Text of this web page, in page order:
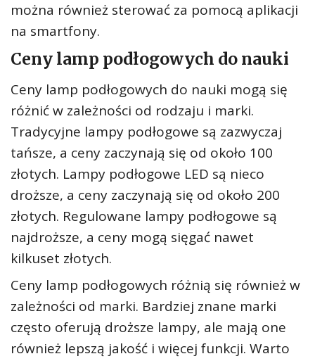
można również sterować za pomocą aplikacji
na smartfony.
Ceny lamp podłogowych do nauki
Ceny lamp podłogowych do nauki mogą się
różnić w zależności od rodzaju i marki.
Tradycyjne lampy podłogowe są zazwyczaj
tańsze, a ceny zaczynają się od około 100
złotych. Lampy podłogowe LED są nieco
droższe, a ceny zaczynają się od około 200
złotych. Regulowane lampy podłogowe są
najdroższe, a ceny mogą sięgać nawet
kilkuset złotych.
Ceny lamp podłogowych różnią się również w
zależności od marki. Bardziej znane marki
często oferują droższe lampy, ale mają one
również lepszą jakość i więcej funkcji. Warto